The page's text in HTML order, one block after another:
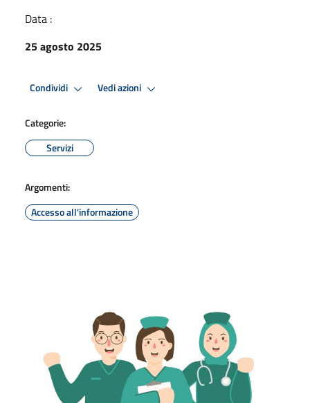
Data :
25 agosto 2025
Condividi Vedi azioni
Categorie:
Servizi
Argomenti:
Accesso all'informazione